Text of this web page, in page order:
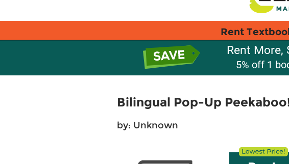
Rent
Rent More,
5% off 1
Bilingual Pop-Up
by: Unknown